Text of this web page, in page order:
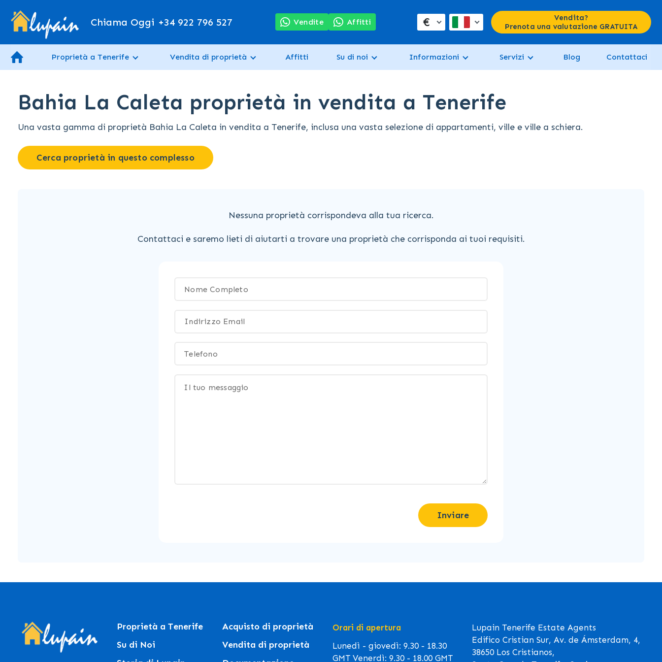
Chiama Oggi +34 922 796 527 Vendite Affitti €
Vendita?
Prenota una valutazione GRATUITA
Proprietà a Tenerife Vendita di proprietà Affitti Su di noi Informazioni Servizi Blog Contattaci
Bahia La Caleta proprietà in vendita a Tenerife
Una vasta gamma di proprietà Bahia La Caleta in vendita a Tenerife, inclusa una vasta selezione di appartamenti, ville e ville a schiera.
Cerca proprietà in questo complesso
Nessuna proprietà corrispondeva alla tua ricerca.
Contattaci e saremo lieti di aiutarti a trovare una proprietà che corrisponda ai tuoi requisiti.
Inviare
Proprietà a Tenerife
Su di Noi
Acquisto di proprietà
Vendita di proprietà
Orari di apertura
Lunedì - giovedì: 9.30 - 18.30
GMT Venerdì: 9.30 - 18.00 GMT
Lupain Tenerife Estate Agents
Edifico Cristian Sur, Av. de Ámsterdam, 4,
38650 Los Cristianos,